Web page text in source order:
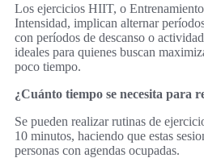
Los ejercicios HIIT, o
Intensidad, implican alternar
con períodos de descanso o
ideales para quienes buscan
poco tiempo.
¿Cuánto tiempo se necesita para
Se pueden realizar rutinas de
10 minutos, haciendo que estas
personas con agendas ocupadas.